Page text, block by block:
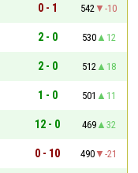
0 - 1 542
-10
2 - 0 530
12
2 - 0 512
18
1 - 0 501
11
12 - 0 469
32
0 - 10 490
-21